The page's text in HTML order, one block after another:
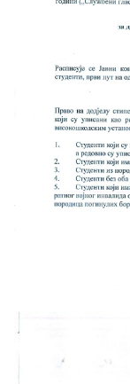
Sastav
Službeni
Vijesti
Zaštita